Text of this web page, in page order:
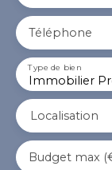
Téléphone
Immobilier
Type de bien
Localisation
Budget max